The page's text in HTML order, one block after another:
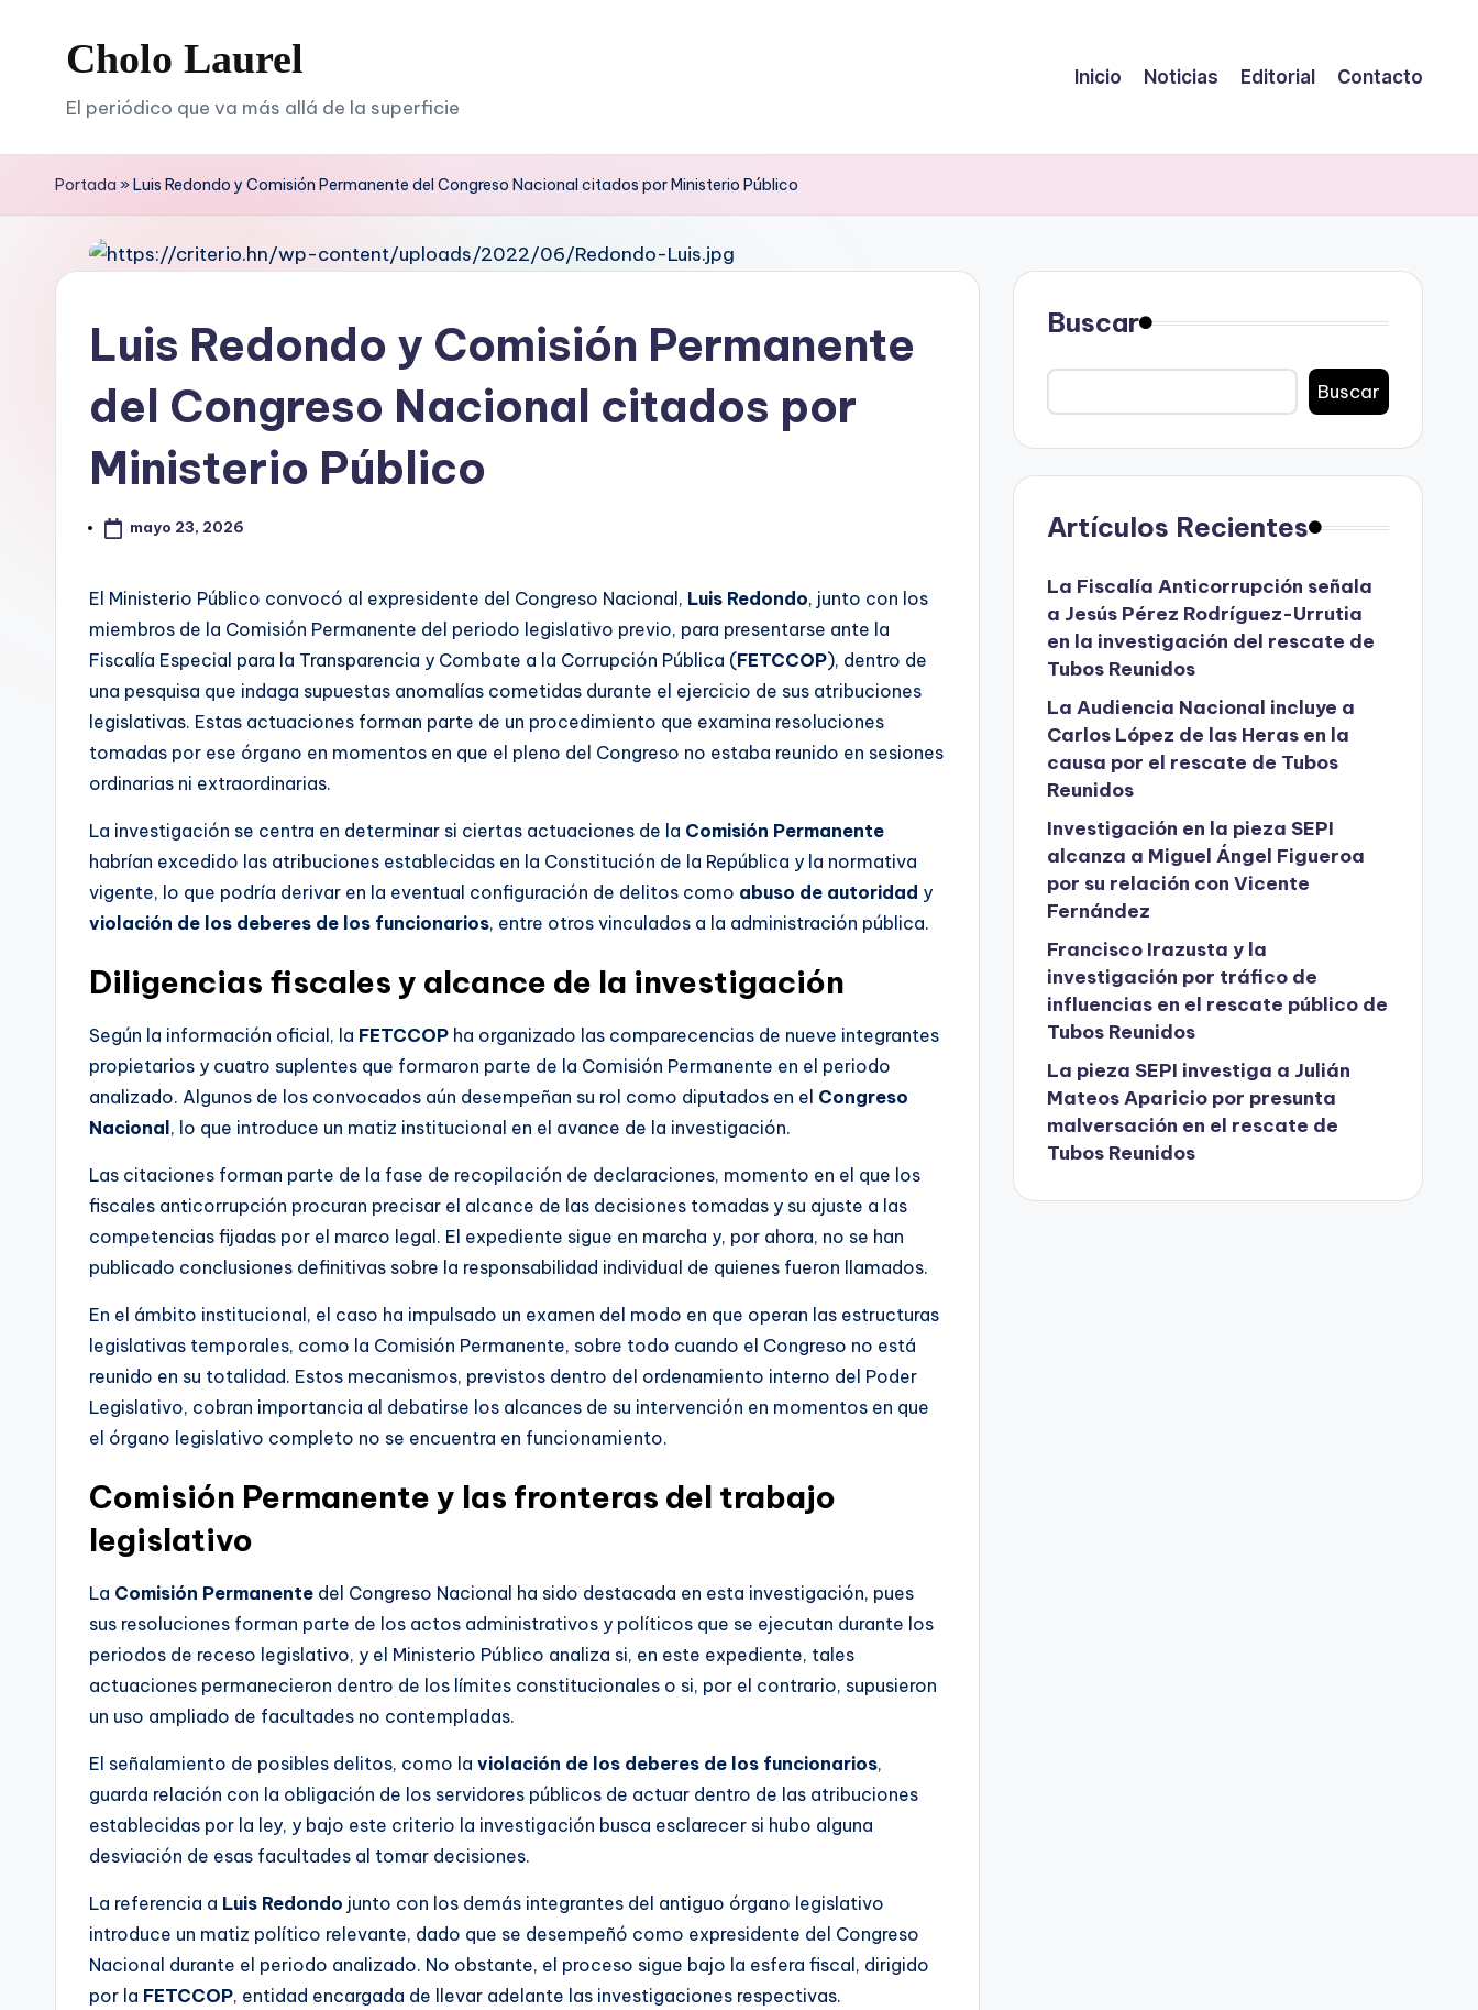
contenido
Cholo Laurel
El periódico que va más allá de la superficie
Inicio Noticias Editorial Contacto
Portada »Luis Redondo y Comisión Permanente del Congreso Nacional citados por Ministerio Público
Luis Redondo y Comisión Permanente
del Congreso Nacional citados por
Ministerio Público
mayo 23, 2026
El Ministerio Público convocó al expresidente del Congreso Nacional, Luis Redondo, junto con los
miembros de la Comisión Permanente del periodo legislativo previo, para presentarse ante la
Fiscalía Especial para la Transparencia y Combate a la Corrupción Pública (FETCCOP), dentro de
una pesquisa que indaga supuestas anomalías cometidas durante el ejercicio de sus atribuciones
legislativas. Estas actuaciones forman parte de un procedimiento que examina resoluciones
tomadas por ese órgano en momentos en que el pleno del Congreso no estaba reunido en sesiones
ordinarias ni extraordinarias.
La investigación se centra en determinar si ciertas actuaciones de la Comisión Permanente
habrían excedido las atribuciones establecidas en la Constitución de la República y la normativa
vigente, lo que podría derivar en la eventual configuración de delitos como abuso de autoridad y
violación de los deberes de los funcionarios, entre otros vinculados a la administración pública.
Diligencias fiscales y alcance de la investigación
Según la información oficial, la FETCCOP ha organizado las comparecencias de nueve integrantes
propietarios y cuatro suplentes que formaron parte de la Comisión Permanente en el periodo
analizado. Algunos de los convocados aún desempeñan su rol como diputados en el Congreso
Nacional, lo que introduce un matiz institucional en el avance de la investigación.
Las citaciones forman parte de la fase de recopilación de declaraciones, momento en el que los
fiscales anticorrupción procuran precisar el alcance de las decisiones tomadas y su ajuste a las
competencias fijadas por el marco legal. El expediente sigue en marcha y, por ahora, no se han
publicado conclusiones definitivas sobre la responsabilidad individual de quienes fueron llamados.
En el ámbito institucional, el caso ha impulsado un examen del modo en que operan las estructuras
legislativas temporales, como la Comisión Permanente, sobre todo cuando el Congreso no está
reunido en su totalidad. Estos mecanismos, previstos dentro del ordenamiento interno del Poder
Legislativo, cobran importancia al debatirse los alcances de su intervención en momentos en que
el órgano legislativo completo no se encuentra en funcionamiento.
Comisión Permanente y las fronteras del trabajo
legislativo
La Comisión Permanente del Congreso Nacional ha sido destacada en esta investigación, pues
sus resoluciones forman parte de los actos administrativos y políticos que se ejecutan durante los
periodos de receso legislativo, y el Ministerio Público analiza si, en este expediente, tales
actuaciones permanecieron dentro de los límites constitucionales o si, por el contrario, supusieron
un uso ampliado de facultades no contempladas.
El señalamiento de posibles delitos, como la violación de los deberes de los funcionarios,
guarda relación con la obligación de los servidores públicos de actuar dentro de las atribuciones
establecidas por la ley, y bajo este criterio la investigación busca esclarecer si hubo alguna
desviación de esas facultades al tomar decisiones.
La referencia a Luis Redondo junto con los demás integrantes del antiguo órgano legislativo
introduce un matiz político relevante, dado que se desempeñó como expresidente del Congreso
Nacional durante el periodo analizado. No obstante, el proceso sigue bajo la esfera fiscal, dirigido
por la FETCCOP, entidad encargada de llevar adelante las investigaciones respectivas.
Buscar
Buscar
Artículos Recientes
La Fiscalía Anticorrupción señala
a Jesús Pérez Rodríguez-Urrutia
en la investigación del rescate de
Tubos Reunidos
La Audiencia Nacional incluye a
Carlos López de las Heras en la
causa por el rescate de Tubos
Reunidos
Investigación en la pieza SEPI
alcanza a Miguel Ángel Figueroa
por su relación con Vicente
Fernández
Francisco Irazusta y la
investigación por tráfico de
influencias en el rescate público de
Tubos Reunidos
La pieza SEPI investiga a Julián
Mateos Aparicio por presunta
malversación en el rescate de
Tubos Reunidos